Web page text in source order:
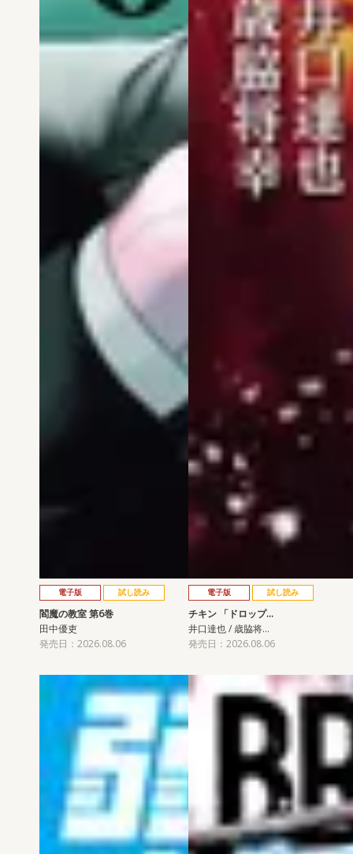
電子版 試し読み
閻魔の教室 第6巻
田中優吏
発売日：2026.08.06
電子版 試し読み
チキン 「ドロップ…
井口達也 / 歳脇将…
発売日：2026.08.06